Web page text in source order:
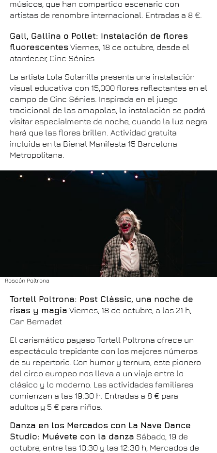
músicos, que han compartido escenario con
artistas de renombre internacional. Entradas a 8 €.
Gall, Gallina o Pollet: Instalación de flores
fluorescentes Viernes, 18 de octubre, desde el
atardecer, Cinc Sénies
La artista Lola Solanilla presenta una instalación
visual educativa con 15,000 flores reflectantes en el
campo de Cinc Sénies. Inspirada en el juego
tradicional de las amapolas, la instalación se podrá
visitar especialmente de noche, cuando la luz negra
hará que las flores brillen. Actividad gratuita
incluida en la Bienal Manifesta 15 Barcelona
Metropolitana.
Roscón Poltrona
Tortell Poltrona: Post Clàssic, una noche de
risas y magia Viernes, 18 de octubre, a las 21 h,
Can Bernadet
El carismático payaso Tortell Poltrona ofrece un
espectáculo trepidante con los mejores números
de su repertorio. Con humor y ternura, este pionero
del circo europeo nos lleva a un viaje entre lo
clásico y lo moderno. Las actividades familiares
comienzan a las 19:30 h. Entradas a 8 € para
adultos y 5 € para niños.
Danza en los Mercados con La Nave Dance
Studio: Muévete con la danza Sábado, 19 de
octubre, entre las 10:30 y las 12:30 h, Mercados de